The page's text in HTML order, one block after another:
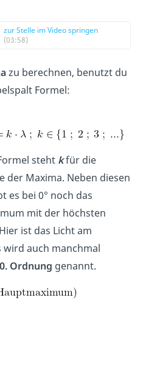
zur Stelle im Video springen
(03:58)
zu berechnen, benutzt du
Formel:
steht kfür die
der Maxima. Neben diesen
es bei 0° noch das
mit der höchsten
ist das Licht am
wird auch manchmal
Ordnung genannt.